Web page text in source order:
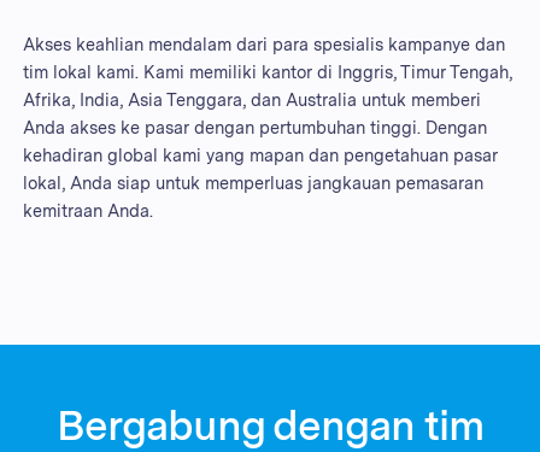
Akses keahlian mendalam dari para spesialis kampanye dan
tim lokal kami. Kami memiliki kantor di Inggris, Timur Tengah,
Afrika, India, Asia Tenggara, dan Australia untuk memberi
Anda akses ke pasar dengan pertumbuhan tinggi. Dengan
kehadiran global kami yang mapan dan pengetahuan pasar
lokal, Anda siap untuk memperluas jangkauan pemasaran
kemitraan Anda.
Bergabung dengan tim